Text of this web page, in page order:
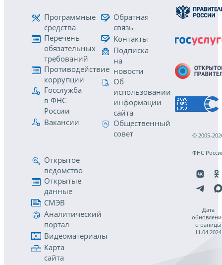
Программные
средства
Перечень
обязательных
требований
Противодействие
коррупции
Госслужба
в ФНС
России
Вакансии
Обратная
связь
Контакты
Подписка
на
новости
Об
использовании
информации
сайта
Общественный
совет
Открытое
ведомство
Открытые
данные
СМЭВ
Аналитический
портал
Видеоматериалы
Карта
сайта
© 2005-
ФНС
Дата
страницы
11.04.2024